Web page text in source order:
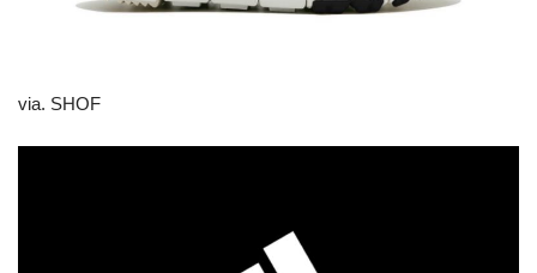
via. SHOF